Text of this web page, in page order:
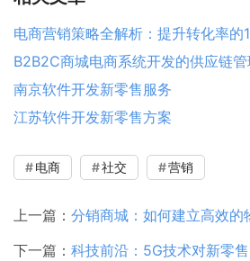
电商营销策略全解析：提升转化率的
B2B2C商城电商系统开发的供应链管
南京软件开发新零售服务
江苏软件开发新零售方案
电商 社交 营销
上一篇： 分销商城：如何建立高效的
下一篇： 科技前沿：5G技术对新零